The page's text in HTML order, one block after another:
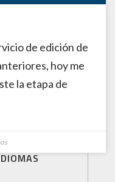
de edición de
hoy me
la etapa de